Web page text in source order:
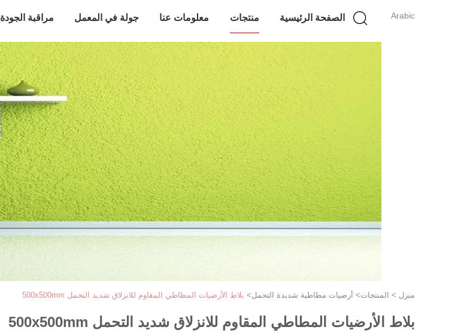
Arabic الصفحة الرئيسية منتجات معلومات عنا جولة في المعمل مراقبة الجودة
منزل > المنتجات> أرضيات مطاطية شديدة التحمل> بلاط الأرضيات المطاطي المقاوم للانزلاق شديد التحمل 500x500mm
بلاط الأرضيات المطاطي المقاوم للانزلاق شديد التحمل 500x500mm